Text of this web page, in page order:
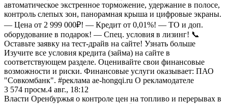
автоматическое экстренное торможение, удержание в полосе,
контроль слепых зон, панорамная крыша и цифровые экраны.
— Цена от 2 999 000₽! — Кредит от 0,01%! — ТО и доп.
оборудование в подарок! — Спец. условия в лизинг! 📞
Оставьте заявку на тест-драйв на сайте! Узнать больше
Изучите все условия кредита (займа) на сайте в
соответствующем разделе. Оценивайте свои финансовые
возможности и риски. Финансовые услуги оказывает: ПАО
"Совкомбанк". #реклама ae-hongqi.ru О рекламодателе
3 574 просм.4 авг., 18:12
Власти Оренбуржья о контроле цен на топливо и перерывах в